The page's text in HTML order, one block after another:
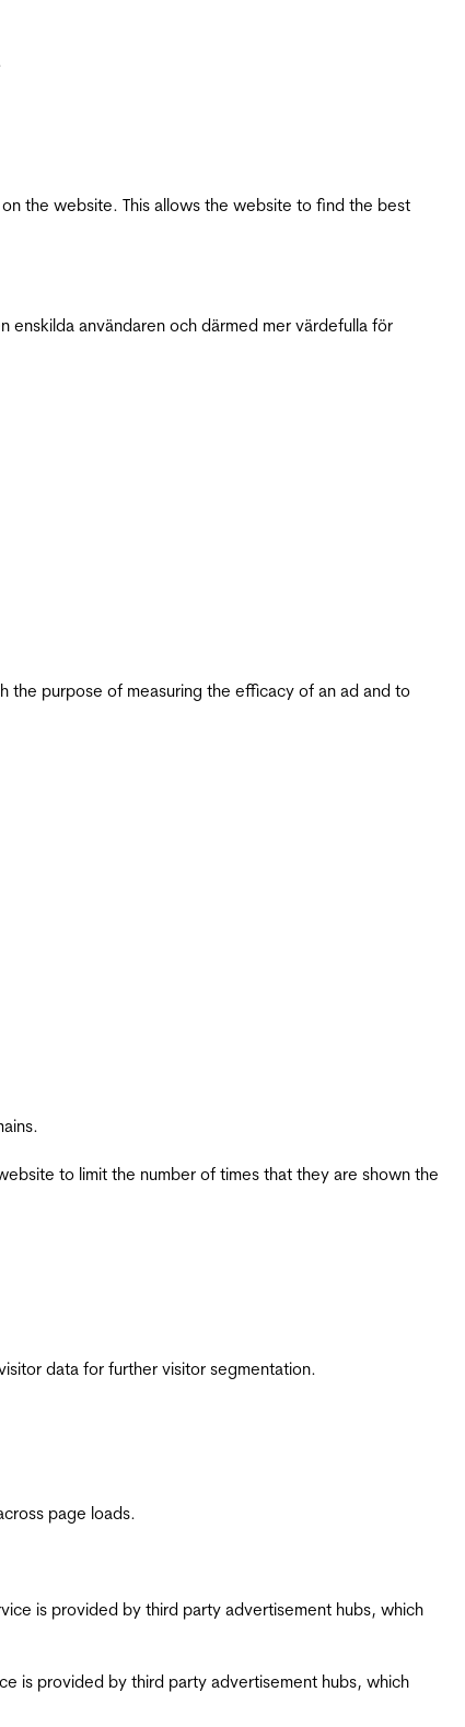
the website. This allows the website to find the best
användaren och därmed mer värdefulla för
purpose of measuring the efficacy of an ad and to
to limit the number of times that they are shown the
data for further visitor segmentation.
page loads.
is provided by third party advertisement hubs, which
is provided by third party advertisement hubs, which